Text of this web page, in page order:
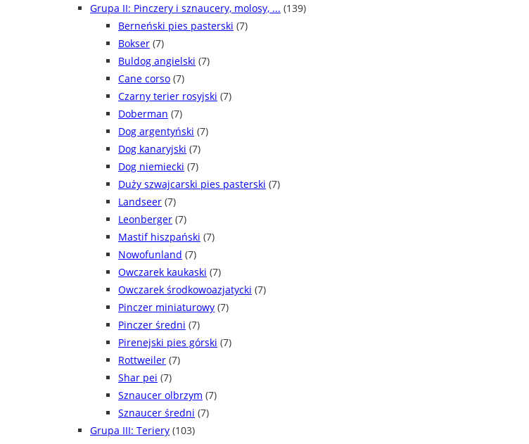
Grupa II: Pinczery i sznaucery, molosy, ... (139)
Berneński pies pasterski (7)
Bokser (7)
Buldog angielski (7)
Cane corso (7)
Czarny terier rosyjski (7)
Doberman (7)
Dog argentyński (7)
Dog kanaryjski (7)
Dog niemiecki (7)
Duży szwajcarski pies pasterski (7)
Landseer (7)
Leonberger (7)
Mastif hiszpański (7)
Nowofunland (7)
Owczarek kaukaski (7)
Owczarek środkowoazjatycki (7)
Pinczer miniaturowy (7)
Pinczer średni (7)
Pirenejski pies górski (7)
Rottweiler (7)
Shar pei (7)
Sznaucer olbrzym (7)
Sznaucer średni (7)
Grupa III: Teriery (103)